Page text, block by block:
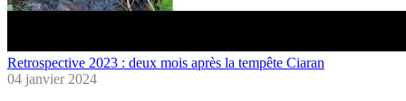
Retrospective 2023 : deux mois après la tempête Ciaran
04 janvier 2024